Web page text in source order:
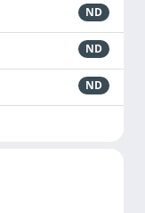
ND
ND
ND